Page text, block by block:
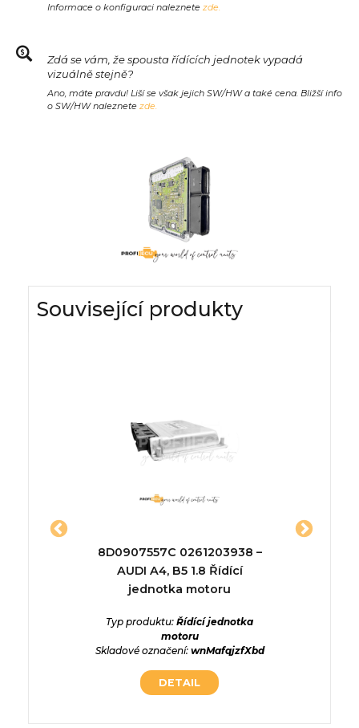
Informace o konfiguraci naleznete zde.
Zdá se vám, že spousta řídících jednotek vypadá
vizuálně stejně?
Ano, máte pravdu! Liší se však jejich SW/HW a také cena. Bližší info
o SW/HW naleznete zde.
Související produkty
8D0907557C 0261203938 –
AUDI A4, B5 1.8 Řídící
jednotka motoru
Typ produktu: Řídící jednotka
motoru
Skladové označení: wnMafqjzfXbd
DETAIL